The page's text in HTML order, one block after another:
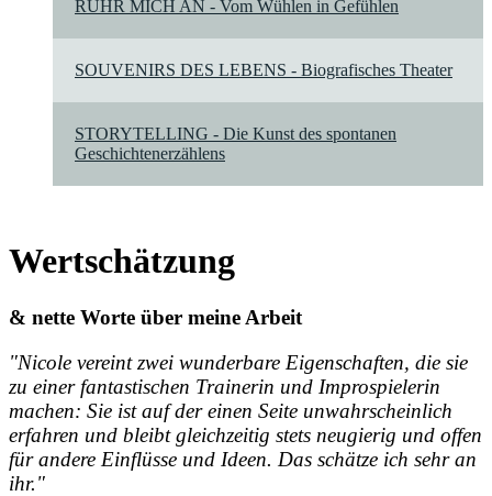
RÜHR MICH AN - Vom Wühlen in Gefühlen
SOUVENIRS DES LEBENS - Biografisches Theater
STORYTELLING - Die Kunst des spontanen
Geschichtenerzählens
Wertschätzung
& nette Worte über meine Arbeit
"Nicole vereint zwei wunderbare Eigenschaften, die sie
zu einer fantastischen Trainerin und Improspielerin
machen: Sie ist auf der einen Seite unwahrscheinlich
erfahren und bleibt gleichzeitig stets neugierig und offen
für andere Einflüsse und Ideen. Das schätze ich sehr an
ihr."